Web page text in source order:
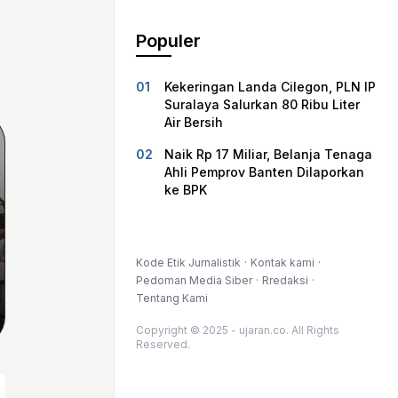
Populer
Kekeringan Landa Cilegon, PLN IP
Suralaya Salurkan 80 Ribu Liter
Air Bersih
Naik Rp 17 Miliar, Belanja Tenaga
Ahli Pemprov Banten Dilaporkan
ke BPK
Kode Etik Jurnalistik
Kontak kami
Pedoman Media Siber
Rredaksi
Tentang Kami
Copyright © 2025 - ujaran.co. All Rights
Reserved.